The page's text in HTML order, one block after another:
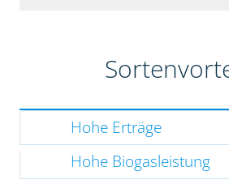
Hohe Erträge
Hohe Biogasleistung